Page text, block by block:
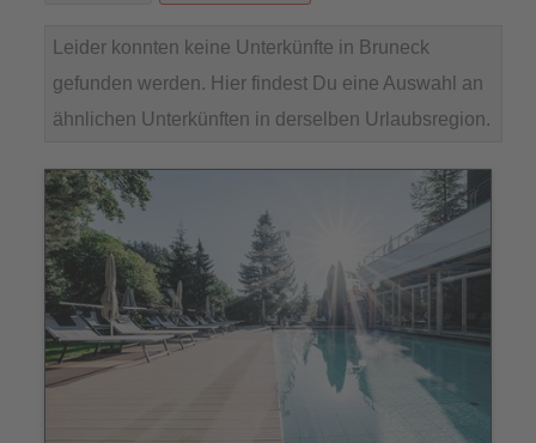
Leider konnten keine Unterkünfte in Bruneck
gefunden werden. Hier findest Du eine Auswahl an
ähnlichen Unterkünften in derselben Urlaubsregion.